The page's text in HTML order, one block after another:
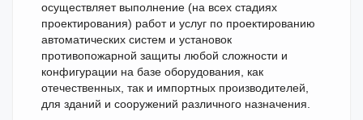
осуществляет выполнение (на всех стадиях
проектирования) работ и услуг по проектированию
автоматических систем и установок
противопожарной защиты любой сложности и
конфигурации на базе оборудования, как
отечественных, так и импортных производителей,
для зданий и сооружений различного назначения.